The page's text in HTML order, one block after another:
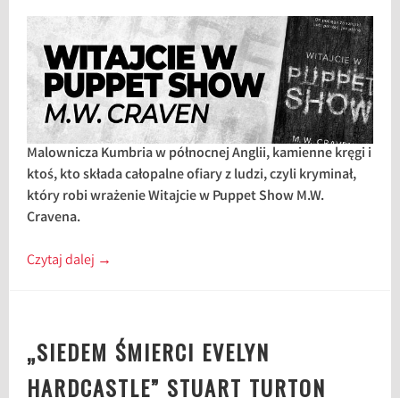
Malownicza Kumbria w północnej Anglii, kamienne kręgi i
ktoś, kto składa całopalne ofiary z ludzi, czyli kryminał,
który robi wrażenie Witajcie w Puppet Show M.W.
Cravena.
Czytaj dalej →
„SIEDEM ŚMIERCI EVELYN
HARDCASTLE” STUART TURTON